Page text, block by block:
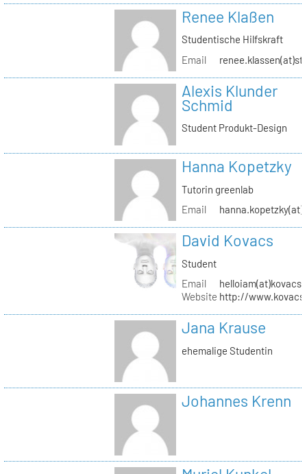
Renee Klaßen
Studentische Hilfskraft
Email
Alexis Klunder
Schmid
Student Produkt-Design
Hanna Kopetzky
Tutorin greenlab
Email
David Kovacs
Student
Email
Website http://
Jana Krause
ehemalige Studentin
Johannes Krenn